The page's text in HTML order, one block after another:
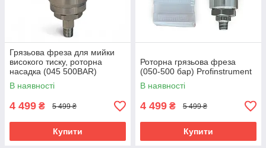
Грязьова фреза для мийки
високого тиску, роторна
насадка (045 500BAR)
В наявності
4 499 ₴ 5 499 ₴
Купити
Роторна грязьова фреза
(050-500 бар) Profinstrument
В наявності
4 499 ₴ 5 499 ₴
Купити